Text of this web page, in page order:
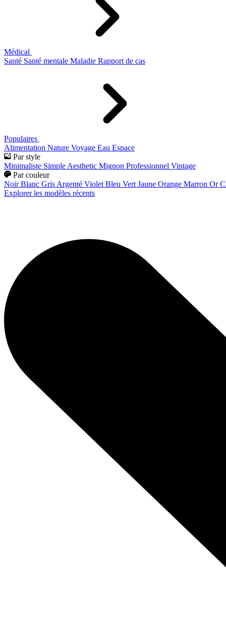
Médical
Santé Santé mentale Maladie Rapport de cas
Populaires
Alimentation Nature Voyage Eau Espace
Par style
Minimaliste Simple Aesthetic Mignon Professionnel Vintage
Par couleur
Noir Blanc Gris Argenté Violet Bleu Vert Jaune Orange Marron Or
Explorer les modèles récents